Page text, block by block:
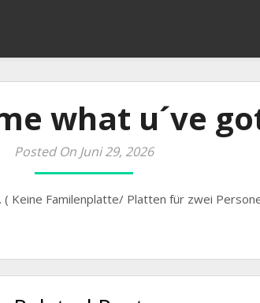
what u´ve
Posted On Juni 29, 2026
Keine Familenplatte/ Platten für zwei